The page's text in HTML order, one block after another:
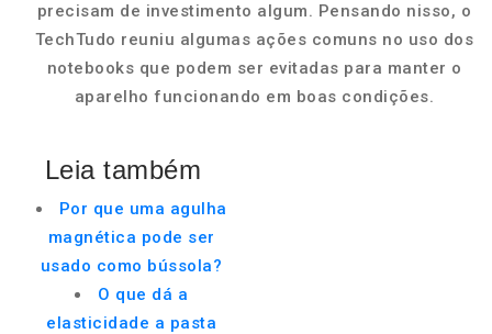
precisam de investimento algum. Pensando nisso, o
TechTudo reuniu algumas ações comuns no uso dos
notebooks que podem ser evitadas para manter o
aparelho funcionando em boas condições.
Leia também
Por que uma agulha
magnética pode ser
usado como bússola?
O que dá a
elasticidade a pasta